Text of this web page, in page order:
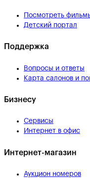
Посмотреть
Детский портал
Поддержка
Вопросы и ответы
Карта салонов и
Бизнесу
Сервисы
Интернет в офис
Интернет-магазин
Аукцион номеров